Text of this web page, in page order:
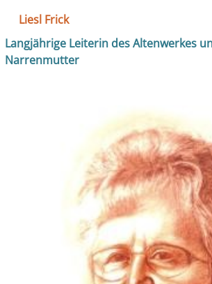
Liesl Frick
Langjährige Leiterin des Altenwerkes
Narrenmutter